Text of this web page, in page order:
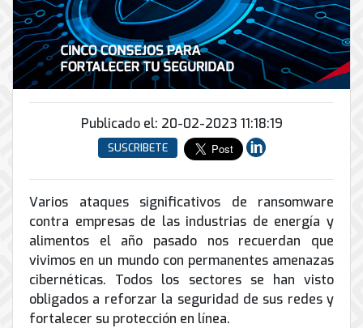
INFRAESTRUCTURA
Soporte
informático
Remoto
y
Soporte
de
Correo
Electrónico
conmutadores
IP
y
análogos
Enlaces
Inalámbricos
Torres
Arriostradas
Equipos
para
videoconferencias
Renta
y
peatonal
Automatización
y
Domótica
Energía
y
UPS
Tierra
física
y
pararrayos
Conector
de
envío
Antispam
Ciberseguridad
Conmutador
nube
Servicios
de
Computo
&
Almacenamiento
Publicado el: 20-02-2023 11:18:19
SUSCRIBETE
Varios ataques significativos de ransomware
contra empresas de las industrias de energía y
alimentos el año pasado nos recuerdan que
vivimos en un mundo con permanentes amenazas
cibernéticas. Todos los sectores se han visto
obligados a reforzar la seguridad de sus redes y
fortalecer su protección en línea.